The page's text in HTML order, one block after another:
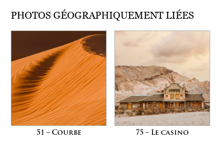
PHOTOS GÉOGRAPHIQUEMENT LIÉES
51 – Courbe 75 – Le casino